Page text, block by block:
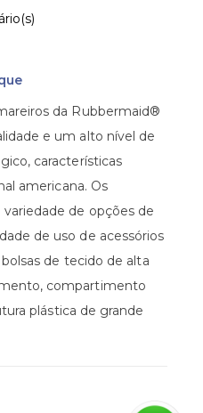
da Rubbermaid®
e um alto nível de
características
americana. Os
de opções de
de uso de acessórios
de tecido de alta
compartimento
plástica de grande